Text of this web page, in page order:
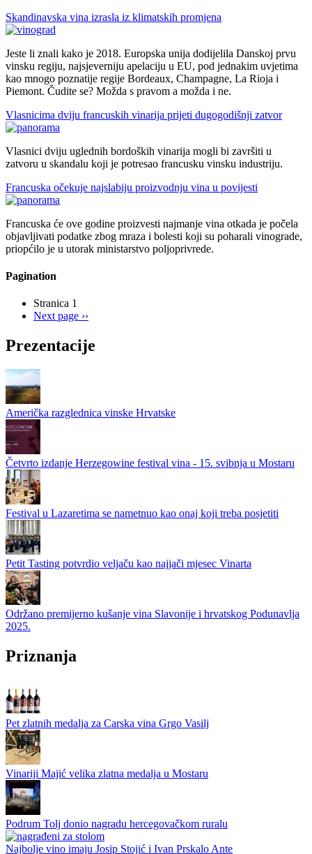
Skandinavska vina izrasla iz klimatskih promjena
Jeste li znali kako je 2018. Europska unija dodijelila Danskoj prvu
vinsku regiju, najsjeverniju apelaciju u EU, pod jednakim uvjetima
kao mnogo poznatije regije Bordeaux, Champagne, La Rioja i
Piemont. Čudite se? Možda s pravom a možda i ne.
Vlasnicima dviju francuskih vinarija prijeti dugogodišnji zatvor
Vlasnici dviju uglednih bordoških vinarija mogli bi završiti u
zatvoru u skandalu koji je potresao francusku vinsku industriju.
Francuska očekuje najslabiju proizvodnju vina u povijesti
Francuska će ove godine proizvesti najmanje vina otkada je počela
objavljivati podatke zbog mraza i bolesti koji su poharali vinograde,
priopćilo je u utorak ministarstvo poljoprivrede.
Pagination
Stranica 1
Next page ››
Prezentacije
Američka razglednica vinske Hrvatske
Četvrto izdanje Herzegowine festival vina - 15. svibnja u Mostaru
Festival u Lazaretima se nametnuo kao onaj koji treba posjetiti
Petit Tasting potvrdio veljaču kao najjači mjesec Vinarta
Održano premijerno kušanje vina Slavonije i hrvatskog Podunavlja
2025.
Priznanja
Pet zlatnih medalja za Carska vina Grgo Vasilj
Vinariji Majić velika zlatna medalja u Mostaru
Podrum Tolj donio nagradu hercegovačkom ruralu
Najbolje vino imaju Josip Stojić i Ivan Prskalo Ante